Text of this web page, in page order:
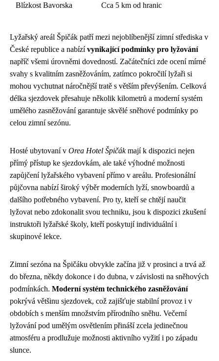
Blízkost Bavorska Cca 5 km od hranic
Lyžařský areál Špičák patří mezi nejoblíbenější zimní střediska v
České republice a nabízívynikající podmínky pro lyžování
napříč všemi úrovněmi dovedností. Začátečníci zde ocení mírné
svahy s kvalitním zasněžováním, zatímco pokročilí lyžaři si
mohou vychutnat náročnější tratě s větším převýšením. Celková
délka sjezdovek přesahuje několik kilometrů a moderní systém
umělého zasněžování garantuje skvělé sněhové podmínky po
celou zimní sezónu.
Hosté ubytovaní v Orea Hotel Špičákmají k dispozici nejen
přímý přístup ke sjezdovkám, ale také výhodné možnosti
zapůjčení lyžařského vybavení přímo v areálu. Profesionální
půjčovna nabízí široký výběr moderních lyží, snowboardů a
dalšího potřebného vybavení. Pro ty, kteří se chtějí naučit
lyžovat nebo zdokonalit svou techniku, jsou k dispozici zkušení
instruktoři lyžařské školy, kteří poskytují individuální i
skupinové lekce.
Zimní sezóna na Špičáku obvykle začína již v prosinci a trvá až
do března, někdy dokonce i do dubna, v závislosti na sněhových
podmínkách. Moderní systém technického zasněžování
pokrývá většinu sjezdovek, což zajišťuje stabilní provoz i v
obdobích s menším množstvím přírodního sněhu. Večerní
lyžování pod umělým osvětlením přináší zcela jedinečnou
atmosféru a prodlužuje možnosti aktivního vyžití i po západu
slunce.